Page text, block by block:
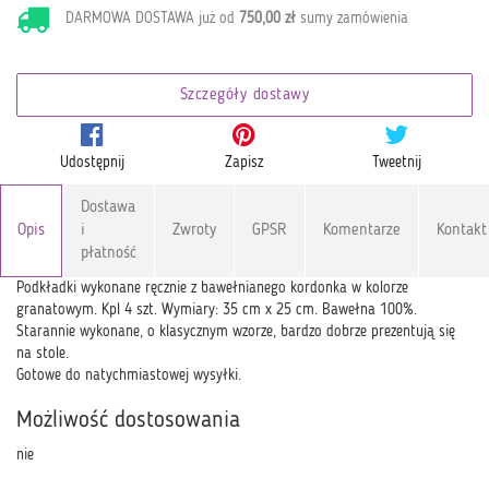
DARMOWA DOSTAWA już od 750,00 zł sumy zamówienia
Szczegóły dostawy
Udostępnij Zapisz Tweetnij
Opis
Dostawa
i
płatność
Zwroty GPSR Komentarze Kontakt
Podkładki wykonane ręcznie z bawełnianego kordonka w kolorze
granatowym. Kpl 4 szt. Wymiary: 35 cm x 25 cm. Bawełna 100%.
Starannie wykonane, o klasycznym wzorze, bardzo dobrze prezentują się
na stole.
Gotowe do natychmiastowej wysyłki.
Możliwość dostosowania
nie